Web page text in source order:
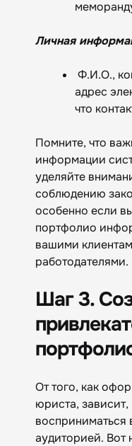
Личная
Ф.И.О.,
адрес
что
Помните, что
информации
уделяйте
соблюдению
особенно если
портфолио
вашими
работодателями.
Шаг 3.
От того, как
юриста, зависит,
восприниматься
аудиторией. Вот